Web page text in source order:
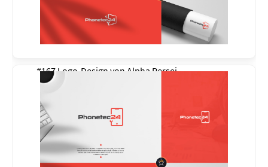
#167 Logo-Design von Alpha Persei